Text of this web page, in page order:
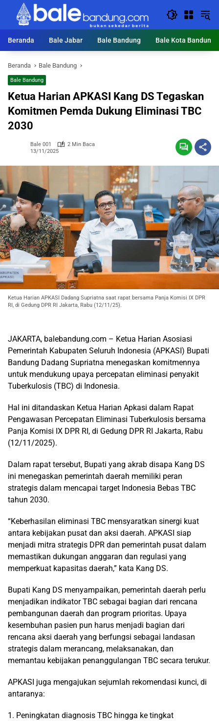
Langsung
konten
Beranda
Bale Jabar Bale Bandung Bale Kota Bandung
Beranda Bale Bandung
Bale Bandung
Ketua Harian APKASI Kang DS Tegaskan
Komitmen Pemda Dukung Eliminasi TBC
2030
Bale 001
2 Min Baca
13/11/2025
Ketua Harian APKASI Dadang Supriatna saat rapat bersama Panja Komisi IX DPR
RI, di Gedung DPR RI Jakarta, Rabu (12/11/25).
JAKARTA, balebandung.com – Ketua Harian Asosiasi
Pemerintah Kabupaten Seluruh Indonesia (APKASI) Bupati
Bandung Dadang Supriatna menegaskan komitmennya
untuk mendukung upaya percepatan eliminasi penyakit
Tuberkulosis (TBC) di Indonesia.
Hal ini ditandaskan Ketua Harian Apkasi dalam Rapat
Pengawasan Percepatan Eliminasi Tuberkulosis bersama
Panja Komisi IX DPR RI , di Gedung DPR RI Jakarta, Rabu
(12/11/2025).
Dalam rapat tersebut, Bupati yang akrab disapa Kang DS
ini menegaskan pemerintah daerah memiliki peran
strategis dalam mencapai target Indonesia Bebas TBC
tahun 2030.
“Keberhasilan eliminasi TBC mensyaratkan sinergi kuat
antara kebijakan pusat dan aksi daerah. APKASI siap
menjadi mitra strategis DPR dan pemerintah pusat dalam
memastikan dukungan anggaran dan regulasi yang
memperkuat kapasitas daerah,” kata Kang DS.
Bupati Kang DS menyampaikan, pemerintah daerah perlu
menjadikan indikator TBC sebagai bagian dari rencana
pembangunan daerah dan program prioritas. Upaya
kesembuhan pasien pun harus menjadi bagian dari
rencana aksi daerah yang berfungsi sebagai landasan
strategis dalam merancang, melaksanakan, dan
memantau kebijakan penanggulangan TBC secara terukur.
APKASI juga mengajukan sejumlah rekomendasi kunci, di
antaranya:
1. Peningkatan diagnosis TBC hingga ke tingkat